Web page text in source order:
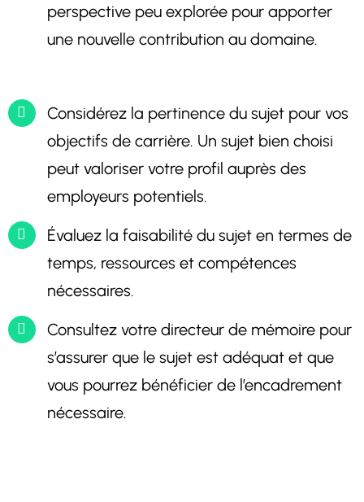
perspective peu explorée pour apporter
une nouvelle contribution au domaine.
Considérez la pertinence du sujet pour vos
objectifs de carrière. Un sujet bien choisi
peut valoriser votre profil auprès des
employeurs potentiels.
Évaluez la faisabilité du sujet en termes de
temps, ressources et compétences
nécessaires.
Consultez votre directeur de mémoire pour
s’assurer que le sujet est adéquat et que
vous pourrez bénéficier de l’encadrement
nécessaire.